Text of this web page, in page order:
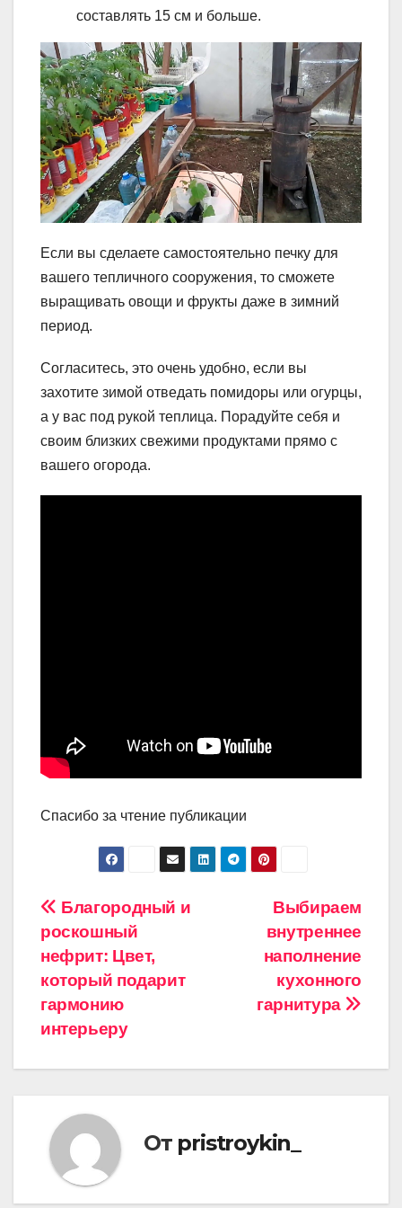
составлять 15 см и больше.
Если вы сделаете самостоятельно печку для
вашего тепличного сооружения, то сможете
выращивать овощи и фрукты даже в зимний
период.
Согласитесь, это очень удобно, если вы
захотите зимой отведать помидоры или огурцы,
а у вас под рукой теплица. Порадуйте себя и
своим близких свежими продуктами прямо с
вашего огорода.
Спасибо за чтение публикации
Навигация
по
записям
Выбираем
внутреннее
наполнение
кухонного
гарнитура
Благородный и
роскошный
нефрит: Цвет,
который подарит
гармонию
интерьеру
От pristroykin_